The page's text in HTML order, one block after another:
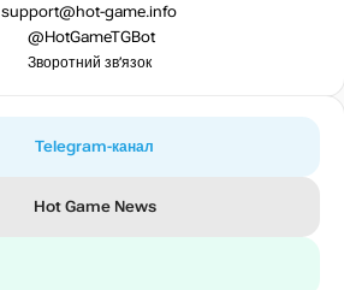
support@hot-game.info
@HotGameTGBot
Зворотний зв’язок
Telegram-канал
Hot Game News